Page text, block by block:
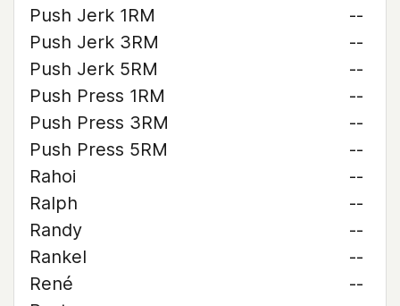
Push Jerk 1RM
--
Push Jerk 3RM
--
Push Jerk 5RM
--
Push Press 1RM
--
Push Press 3RM
--
Push Press 5RM
--
Rahoi
--
Ralph
--
Randy
--
Rankel
--
René
--